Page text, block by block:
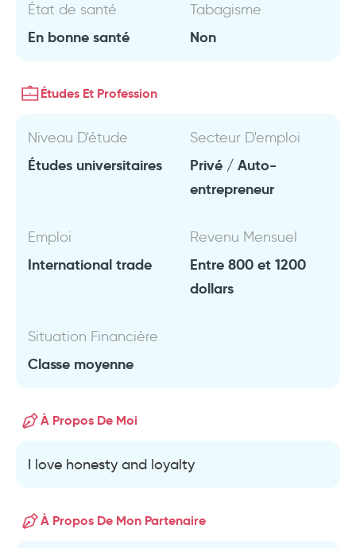
État de santé
En bonne santé
Tabagisme
Non
Études Et Profession
Niveau D'étude
Études universitaires
Secteur D'emploi
Privé / Auto-
entrepreneur
Emploi
International trade
Revenu Mensuel
Entre 800 et 1200
dollars
Situation Financière
Classe moyenne
À Propos De Moi
I love honesty and loyalty
À Propos De Mon Partenaire